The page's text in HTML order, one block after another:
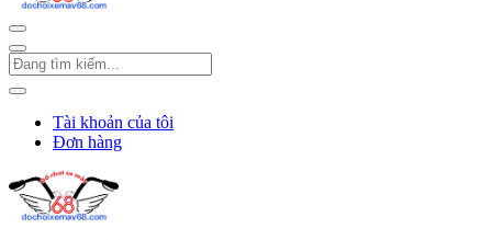
Tài khoản của tôi
Đơn hàng